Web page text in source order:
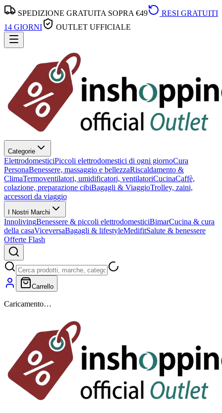
SPEDIZIONE GRATUITA SOPRA €49
RESI GRATUITI
14 GIORNI
OUTLET UFFICIALE
Categorie
ElettrodomesticiPiccoli elettrodomestici di ogni giornoCura
PersonaBenessere, massaggio e bellezzaRiscaldamento &
ClimaTermoventilatori, umidificatori, ventilatoriCucinaCaffè,
colazione, preparazione cibiBagagli & ViaggioTrolley, zaini,
accessori da viaggio
I Nostri Marchi
InnolivingBenessere & piccoli elettrodomesticiBimarCucina & cura
della casaViceversaBagagli & lifestyleMedifitSalute & benessere
Offerte Flash
Carrello
Caricamento…